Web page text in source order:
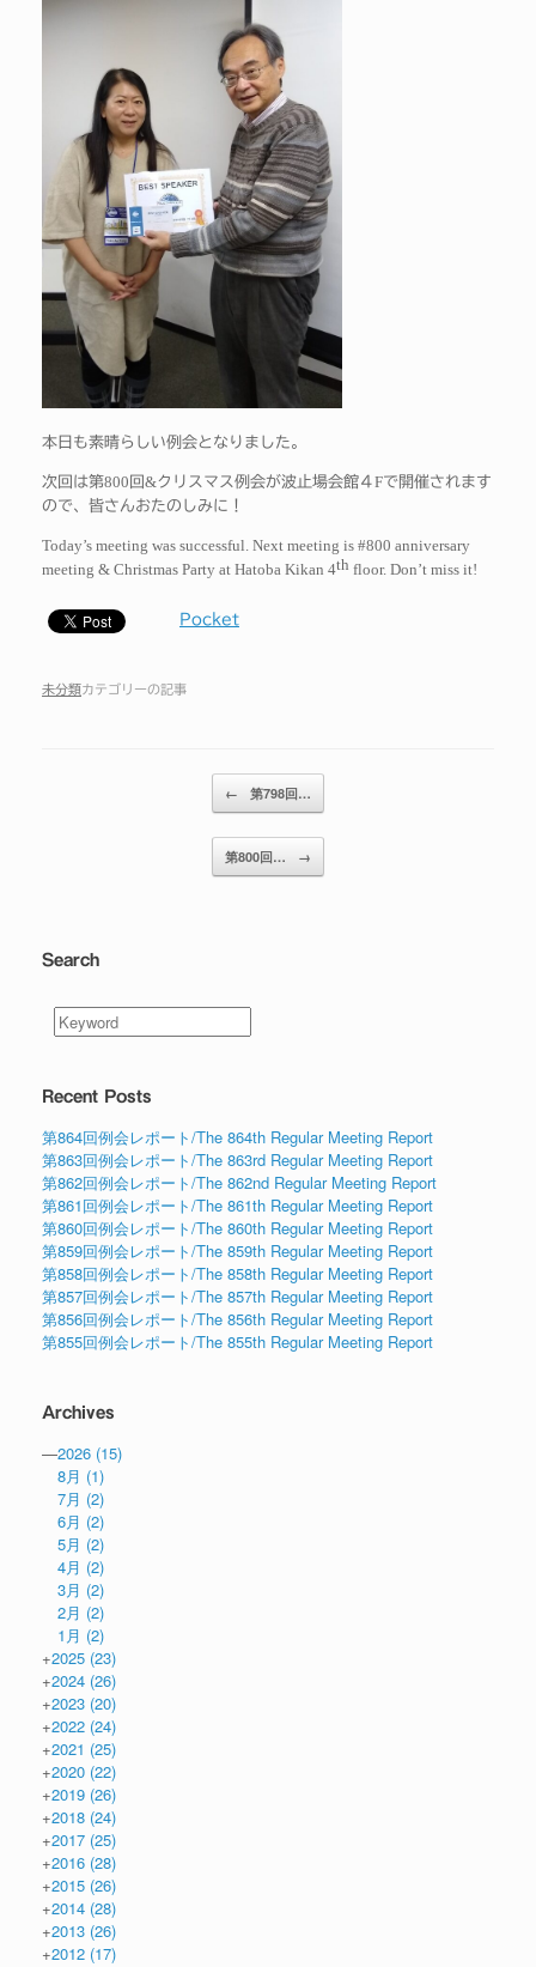
本日も素晴らしい例会となりました。
次回は第800 回 &クリスマス例会が波止場会館４Fで開催されます
ので、皆さんおたのしみに！
Today’s meeting was successful. Next meeting is #800 anniversary
meeting & Christmas Party at Hatoba Kikan 4th floor. Don’t miss it!
Pocket
未分類カテゴリーの記事
← 第798回…
第800回… →
Search
Recent Posts
第864回例会レポート/The 864th Regular Meeting Report
第863回例会レポート/The 863rd Regular Meeting Report
第862回例会レポート/The 862nd Regular Meeting Report
第861回例会レポート/The 861th Regular Meeting Report
第860回例会レポート/The 860th Regular Meeting Report
第859回例会レポート/The 859th Regular Meeting Report
第858回例会レポート/The 858th Regular Meeting Report
第857回例会レポート/The 857th Regular Meeting Report
第856回例会レポート/The 856th Regular Meeting Report
第855回例会レポート/The 855th Regular Meeting Report
Archives
—2026 (15)
8月 (1)
7月 (2)
6月 (2)
5月 (2)
4月 (2)
3月 (2)
2月 (2)
1月 (2)
+2025 (23)
+2024 (26)
+2023 (20)
+2022 (24)
+2021 (25)
+2020 (22)
+2019 (26)
+2018 (24)
+2017 (25)
+2016 (28)
+2015 (26)
+2014 (28)
+2013 (26)
+2012 (17)